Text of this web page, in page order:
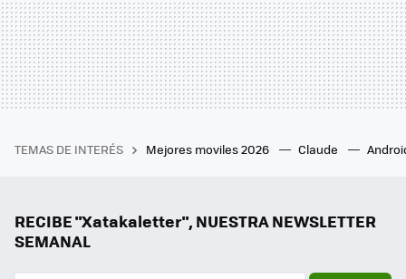
TEMAS DE INTERÉS Mejores moviles 2026 Claude
RECIBE "Xatakaletter", NUESTRA NEWSLETTER
SEMANAL